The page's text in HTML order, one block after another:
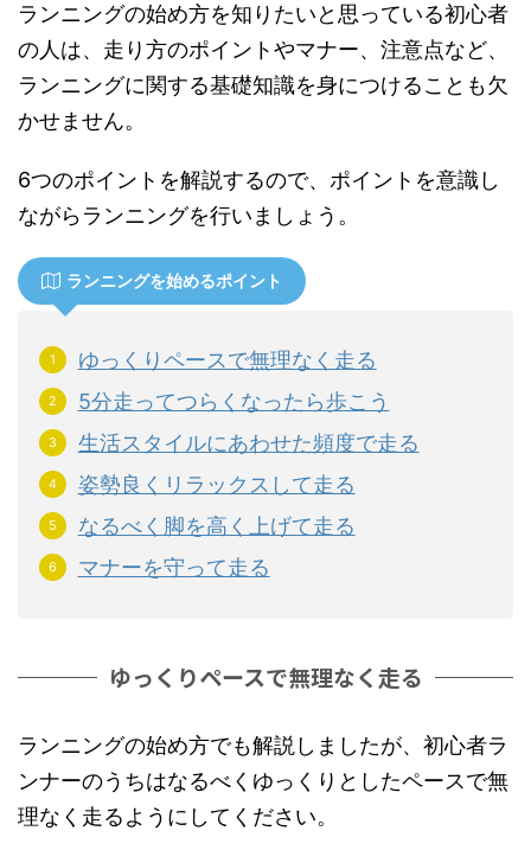
ランニングの始め方を知りたいと思っている初心者
の人は、走り方のポイントやマナー、注意点など、
ランニングに関する基礎知識を身につけることも欠
かせません。
6つのポイントを解説するので、ポイントを意識し
ながらランニングを行いましょう。
ランニングを始めるポイント
ゆっくりペースで無理なく走る
5分走ってつらくなったら歩こう
生活スタイルにあわせた頻度で走る
姿勢良くリラックスして走る
なるべく脚を高く上げて走る
マナーを守って走る
ゆっくりペースで無理なく走る
ランニングの始め方でも解説しましたが、初心者ラ
ンナーのうちはなるべくゆっくりとしたペースで無
理なく走るようにしてください。